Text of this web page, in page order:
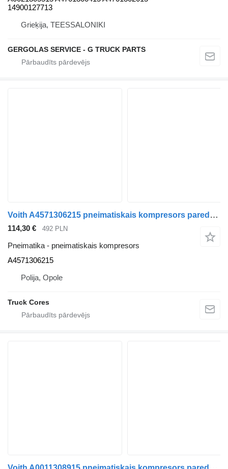
14900127713
Grieķija, TEESSALONIKI
GERGOLAS SERVICE - G TRUCK PARTS
Voith A4571306215 pneimatiskais kompresors paredzēts Mercedes-Benz Actros kravas automašīnas
114,30 € 492 PLN
Pneimatika - pneimatiskais kompresors
A4571306215
Polija, Opole
Truck Cores